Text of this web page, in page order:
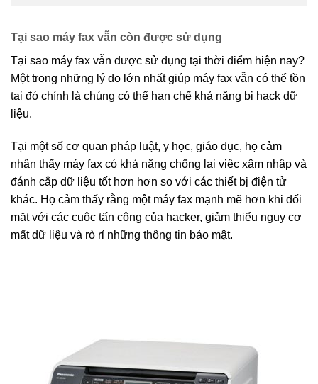
Tại sao máy fax vẫn còn được sử dụng
Tại sao máy fax vẫn được sử dụng tại thời điểm hiện nay?
Một trong những lý do lớn nhất giúp máy fax vẫn có thể tồn
tại đó chính là chúng có thể hạn chế khả năng bị hack dữ
liệu.
Tại một số cơ quan pháp luật, y học, giáo dục, họ cảm
nhận thấy máy fax có khả năng chống lại việc xâm nhập và
đánh cắp dữ liệu tốt hơn hơn so với các thiết bị điện tử
khác. Họ cảm thấy rằng một máy fax mạnh mẽ hơn khi đối
mặt với các cuộc tấn công của hacker, giảm thiểu nguy cơ
mất dữ liệu và rò rỉ những thông tin bảo mật.